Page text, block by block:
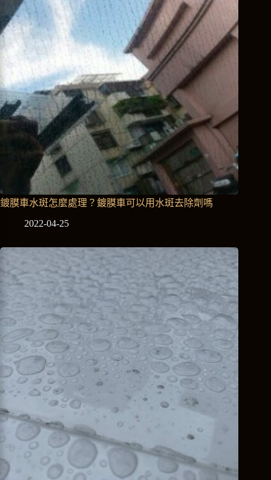
鍍膜車水斑怎麼處理？鍍膜車可以用水斑去除劑嗎
2022-04-25